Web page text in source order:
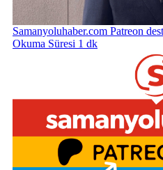
Samanyoluhaber.com Patreon
Okuma Süresi 1 dk